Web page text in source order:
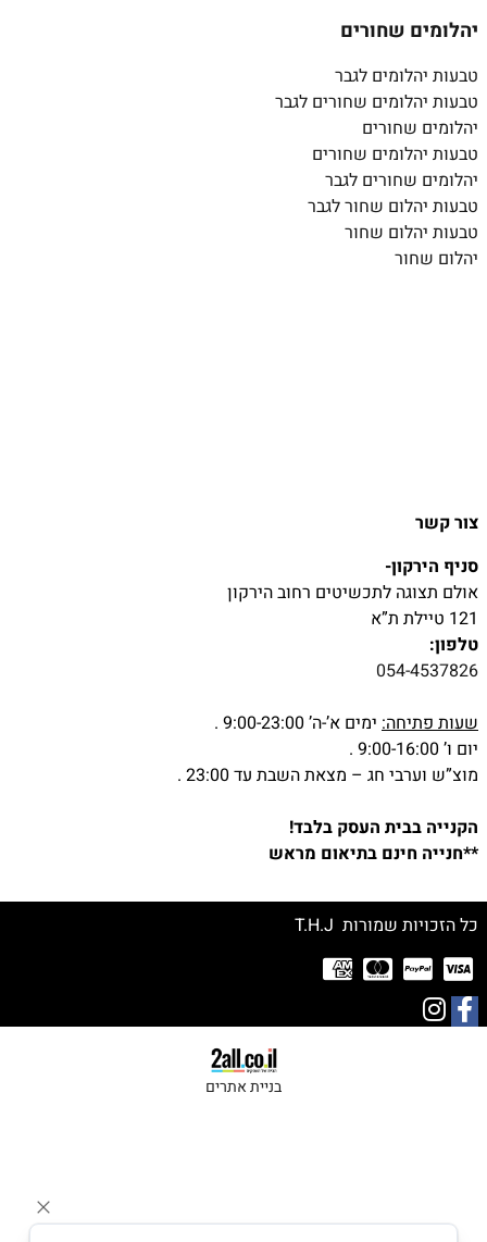
יהלומים שחורים
טבעות יהלומים לגבר
טבעות יהלומים שחורים לגבר
יהלומים שחורים
טבעות יהלומים שחורים
יהלומים שחורים לגבר
טבעות יהלום שחור לגבר
טבעות יהלום שחור
יהלום שחור
צור קשר
סניף הירקון-
אולם תצוגה לתכשיטים רחוב הירקון
121 טיילת ת”א
טלפון:
054-4537826
שעות פתיחה: ימים א’-ה’ 9:00-23:00 .
יום ו’ 9:00-16:00 .
מוצ”ש וערבי חג – מצאת השבת עד 23:00 .
הקנייה בבית העסק בלבד!
**חנייה חינם בתיאום מראש
כל הזכויות שמורות T.H.J
בניית אתרים